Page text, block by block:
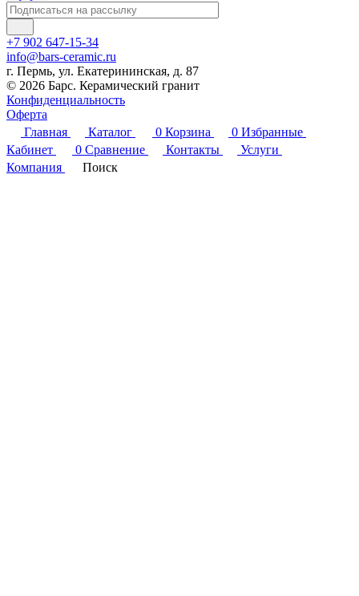
+7 902 647-15-34
info@bars-ceramic.ru
г. Пермь, ул. Екатерининская, д. 87
© 2026 Барс. Керамический гранит
Конфиденциальность
Оферта
Главная
Каталог 0 Корзина 0 Избранные
Кабинет
0 Сравнение Контакты
Услуги
Компания
Поиск